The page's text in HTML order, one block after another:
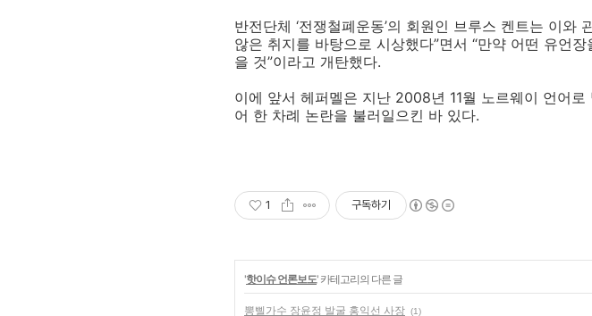
반전단체 ‘전쟁철폐운동’의 회원인 브루스 켄트는 이
않은 취지를 바탕으로 시상했다”면서 “만약 어떤 유언
을 것”이라고 개탄했다.
이에 앞서 헤퍼멜은 지난 2008년 11월 노르웨이 언어로
어 한 차례 논란을 불러일으킨 바 있다.
1 구독하기
'핫이슈 언론보도' 카테고리의 다른 글
뽕삘가수 장윤정 발굴 홍익선 사장 (1)